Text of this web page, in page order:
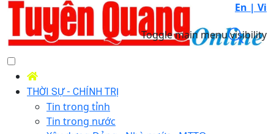
En | Vi
Toggle main menu visibility
THỜI SỰ - CHÍNH TRỊ
Tin trong tỉnh
Tin trong nước